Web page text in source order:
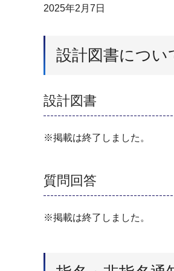
2025年2月7日
設計図書につい
設計図書
※掲載は終了しました。
質問回答
※掲載は終了しました。